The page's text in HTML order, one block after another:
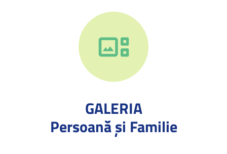
GALERIA
Persoană și Familie